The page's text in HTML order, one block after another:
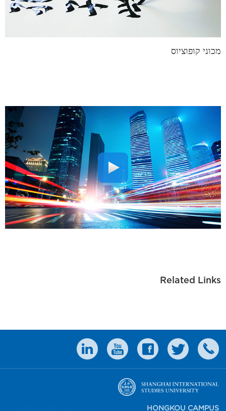
מכוני קופוציוס
Related Links
HONGKOU CAMPUS